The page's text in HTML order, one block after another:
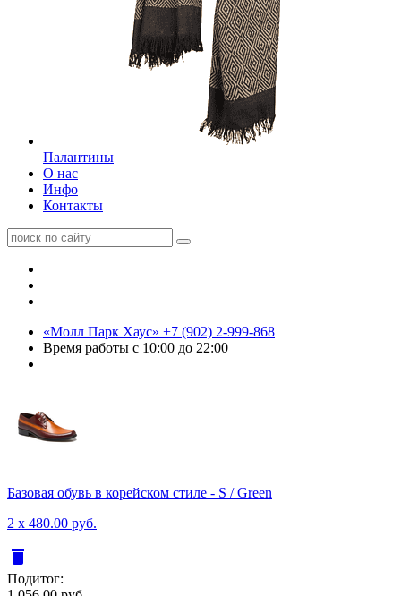
Палантины
О нас
Инфо
Контакты
«Молл Парк Хаус» +7 (902) 2-999-868
Время работы с 10:00 до 22:00
Базовая обувь в корейском стиле - S / Green
2 x 480.00 руб.
delete
Подитог: